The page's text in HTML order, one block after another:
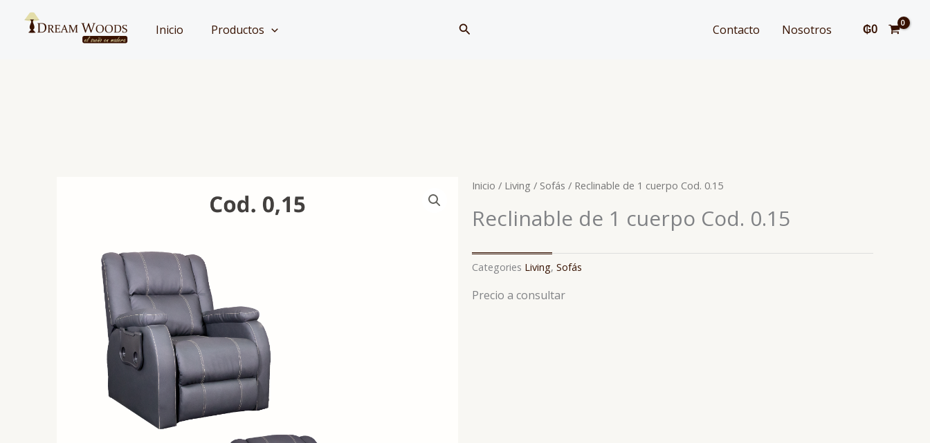
Inicio Productos Buscar Contacto Nosotros ₲0
Inicio / Living / Sofás / Reclinable de 1 cuerpo Cod. 0.15
Reclinable de 1 cuerpo Cod. 0.15
Categories Living, Sofás
Precio a consultar